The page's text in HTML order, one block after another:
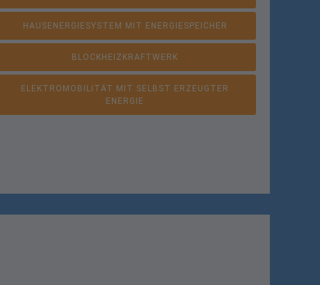
HAUSENERGIESYSTEM MIT ENERGIESPEICHER
BLOCKHEIZKRAFTWERK
ELEKTROMOBILITÄT MIT SELBST ERZEUGTER
ENERGIE